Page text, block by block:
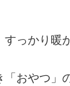
っかり暖
おやつ」